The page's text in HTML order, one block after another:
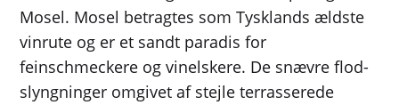
Mosel. Mosel betragtes som Tysklands ældste
vinrute og er et sandt paradis for
feinschmeckere og vinelskere. De snævre flod-
slyngninger omgivet af stejle terrasserede